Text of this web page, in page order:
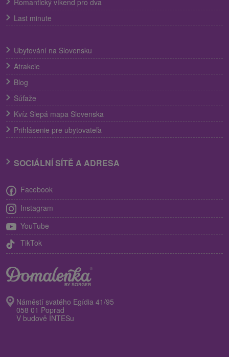
Romantický víkend pro dva
Last minute
Ubytování na Slovensku
Atrakcie
Blog
Súťaže
Kvíz Slepá mapa Slovenska
Prihlásenie pre ubytovateľa
SOCIÁLNÍ SÍTĚ A ADRESA
Facebook
Instagram
YouTube
TikTok
Náměstí svatého Egídia 41/95
058 01 Poprad
V budově INTESu